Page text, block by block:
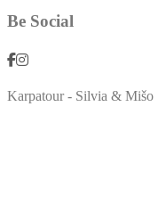
Be Social
Karpatour - Silvia & Mišo